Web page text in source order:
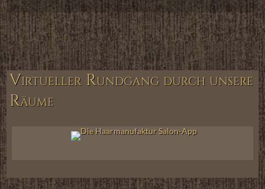
Virtueller Rundgang durch unsere
Räume